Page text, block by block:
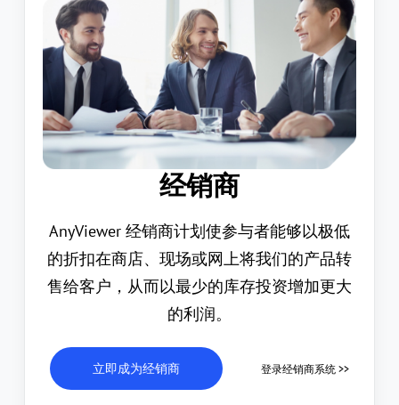
经销商
AnyViewer 经销商计划使参与者能够以极低
的折扣在商店、现场或网上将我们的产品转
售给客户，从而以最少的库存投资增加更大
的利润。
立即成为经销商 登录经销商系统 >>